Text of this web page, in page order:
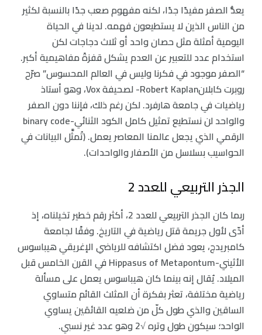
يعدُّ الصفر مفيدًا جدًا، لكنه مفهوم صعب جدًا بالنسبة لكثير
من الناس الذين لا يستطيعون فهمه. لدينا في الحياة
اليومية أمثلة مثل حصان واحد أو ثلاث دجاجات لكن
استخدام عدد للتعبير عن العدم يشكل قفزةً مفاهيمية أكبر.
“الصفر موجود في فكرنا وليس في العالم المحسوس” صرّح
روبرت كابلانRobert Kaplan- لصحيفة Vox، وهو أستاذ
رياضيات في جامعة هارفرد. لكن رغم ذلك، فإننا دون الصفر
والواحد لن نستطيع تمثيل كامل الكود الثنائي-binary code
الرقمي الذي يجعل عالمنا المعاصر يعمل. (تُمثَّل البيانات في
الحواسيب بسلاسل من الأصفار والواحدات).
الجذر التربيعي للعدد 2
ربما كان الجذر التربيعي للعدد 2، أكثر رقم خطير تخيلناه، إذ
أدّى لأول جريمة قتل رياضية في التاريخ. وفقًا لجامعة
كامبريدج، يعود فضل اكتشافه للرياضي الإغريقي هيباسوس
الأثيني-Hippasus of Metapontum في القرن الخامس قبل
الميلاد. يُقال إنه بينما كان هيباسوس يعمل على مسألة
رياضية مختلفة، تعثر بفكرة أن المثلث القائم متساوي
الساقين والذي طول كلّ من ضلعيه القائمَين يساوي
الواحد؛ سيكون طول وتره √2 وهو عدد غير نسبي.